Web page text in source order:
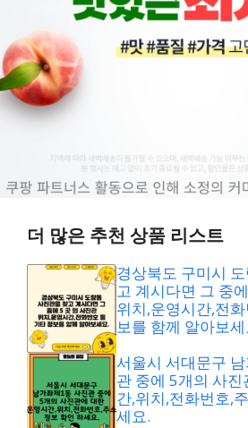
더 많은 추천 상품 리스트
경상북도 구미시
고 계시다면 그 중
위치,운영시간,전
보를 함께 알아보세
서울시 서대문구
관 중에 5개의 사
간,위치,전화번호,
세요.